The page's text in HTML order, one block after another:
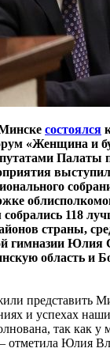
состоялся
«Женщина и
Палаты
118
страны,
гимназии Юлия
область и
представить
и успехах
так как у
Юлия